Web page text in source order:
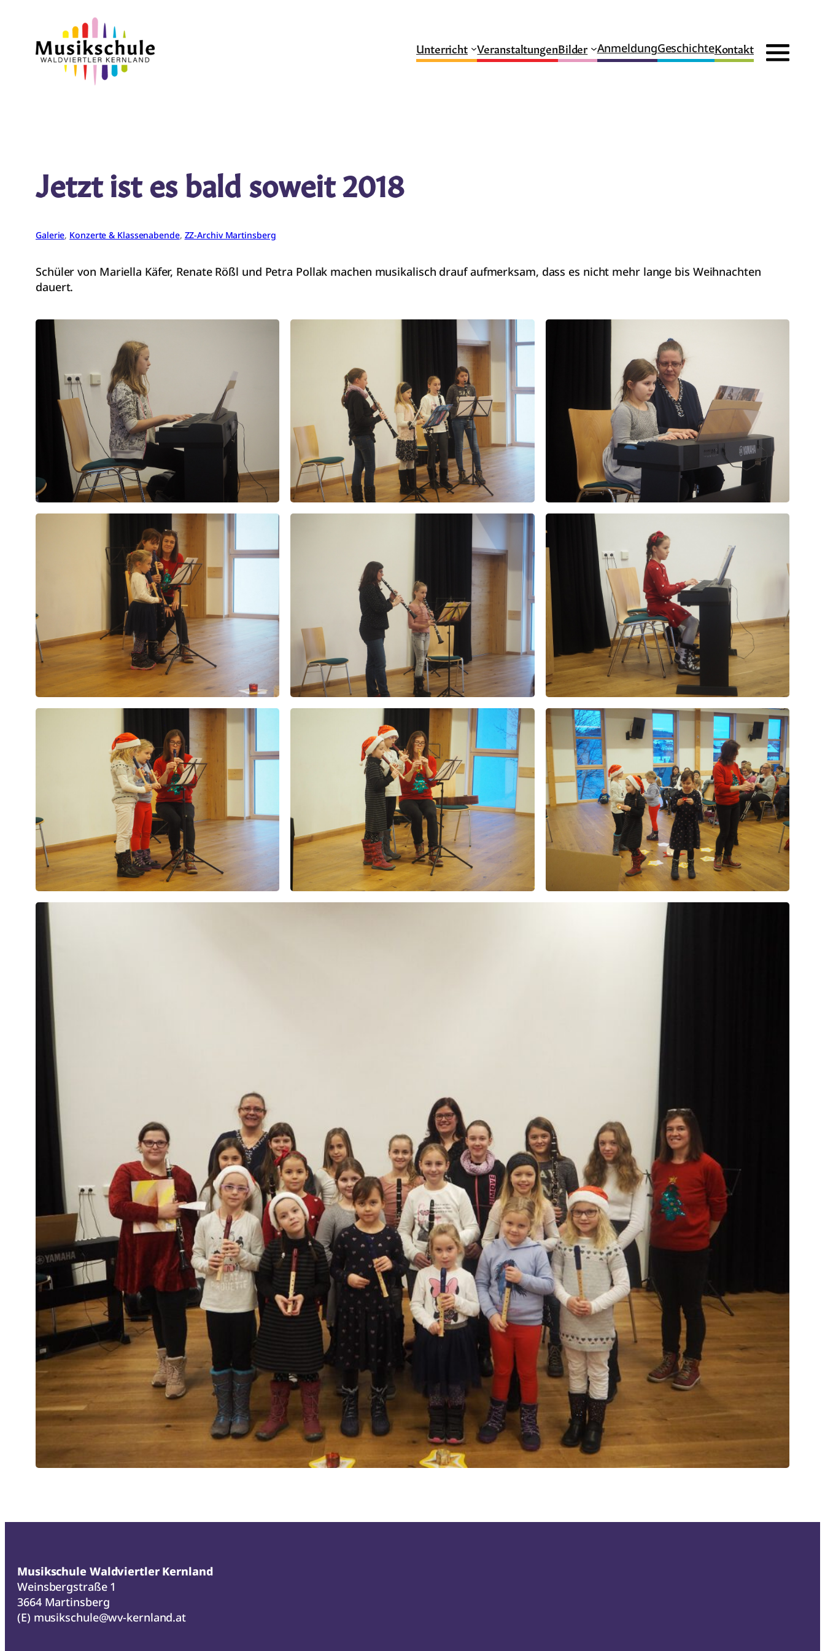
springen
Unterricht VeranstaltungenBilder AnmeldungGeschichteKontakt
Jetzt ist es bald soweit 2018
Galerie, Konzerte & Klassenabende, ZZ-Archiv Martinsberg
Schüler von Mariella Käfer, Renate Rößl und Petra Pollak machen musikalisch drauf aufmerksam, dass es nicht mehr lange bis Weihnachten
dauert.
Musikschule Waldviertler Kernland
Weinsbergstraße 1
3664 Martinsberg
(E) musikschule@wv-kernland.at